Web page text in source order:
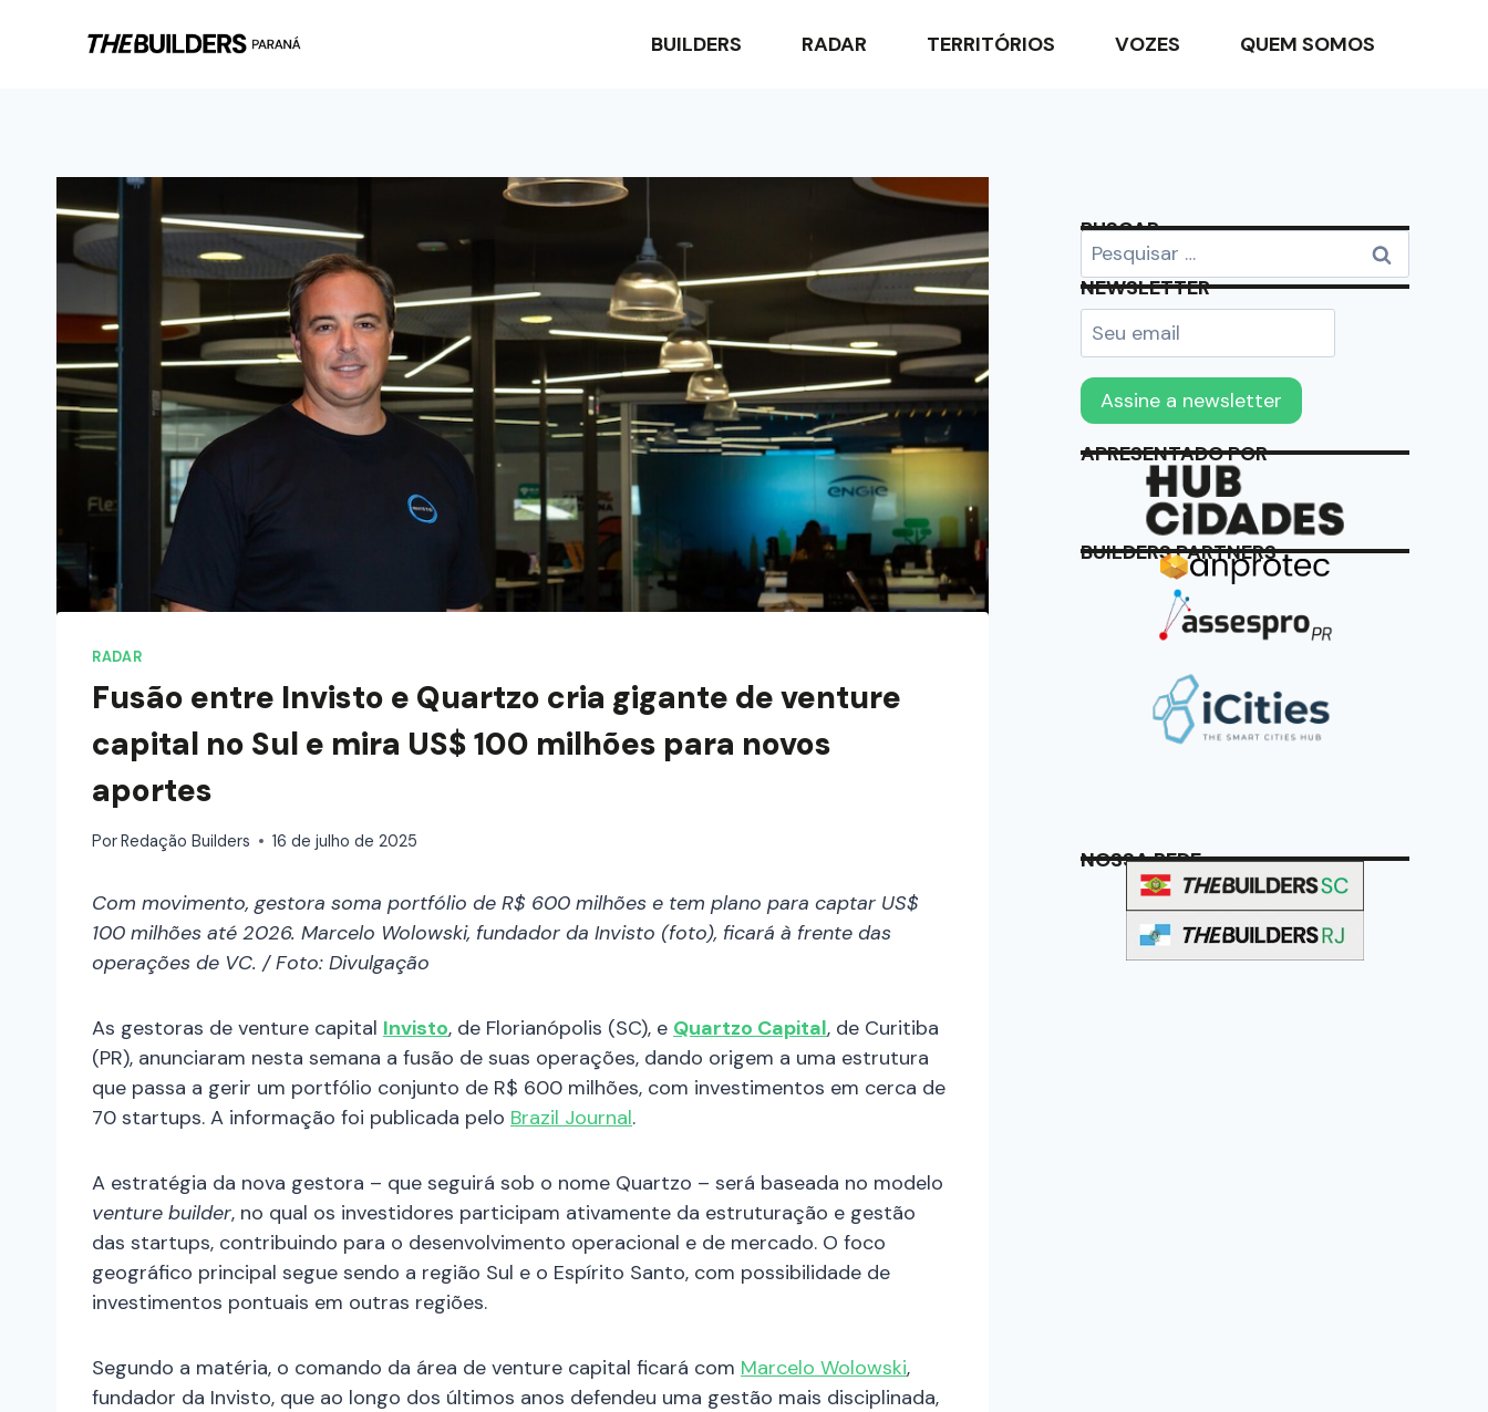
BUILDERS RADAR TERRITÓRIOS VOZES QUEM SOMOS
RADAR
Fusão entre Invisto e Quartzo cria gigante de venture
capital no Sul e mira US$ 100 milhões para novos
aportes
PorRedação Builders 16 de julho de 2025
Com movimento, gestora soma portfólio de R$ 600 milhões e tem plano para captar US$
100 milhões até 2026. Marcelo Wolowski, fundador da Invisto (foto), ficará à frente das
operações de VC. / Foto: Divulgação
As gestoras de venture capital Invisto, de Florianópolis (SC), e Quartzo Capital, de Curitiba
(PR), anunciaram nesta semana a fusão de suas operações, dando origem a uma estrutura
que passa a gerir um portfólio conjunto de R$ 600 milhões, com investimentos em cerca de
70 startups. A informação foi publicada pelo Brazil Journal.
A estratégia da nova gestora – que seguirá sob o nome Quartzo – será baseada no modelo
venture builder, no qual os investidores participam ativamente da estruturação e gestão
das startups, contribuindo para o desenvolvimento operacional e de mercado. O foco
geográfico principal segue sendo a região Sul e o Espírito Santo, com possibilidade de
investimentos pontuais em outras regiões.
Segundo a matéria, o comando da área de venture capital ficará com Marcelo Wolowski,
fundador da Invisto, que ao longo dos últimos anos defendeu uma gestão mais disciplinada,
BUSCAR
NEWSLETTER
APRESENTADO POR
BUILDERS PARTNERS
NOSSA REDE